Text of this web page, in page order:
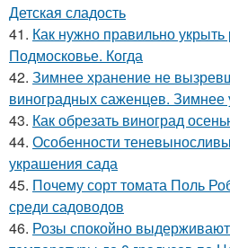
Детская сладость
41. Как нужно правильно
Подмосковье. Когда
42. Зимнее хранение не
виноградных саженцев. Зимнее
43. Как обрезать виноград
44. Особенности
украшения сада
45. Почему сорт томата Поль
среди садоводов
46. Розы спокойно